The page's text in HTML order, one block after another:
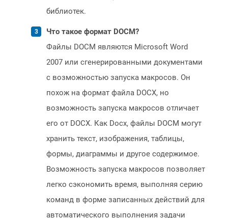
библиотек.
Что такое формат DOCM?
Файлы DOCM являются Microsoft Word
2007 или сгенерированными документами
с возможностью запуска макросов. Он
похож на формат файла DOCX, но
возможность запуска макросов отличает
его от DOCX. Как Docx, файлы DOCM могут
хранить текст, изображения, таблицы,
формы, диаграммы и другое содержимое.
Возможность запуска макросов позволяет
легко сэкономить время, выполняя серию
команд в форме записанных действий для
автоматического выполнения задачи